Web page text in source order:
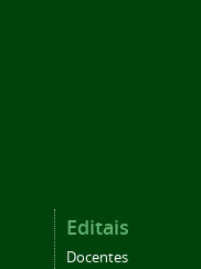
Editais
Docentes